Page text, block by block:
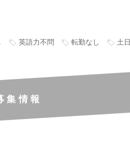
英語力不問 転勤なし 土
集情報